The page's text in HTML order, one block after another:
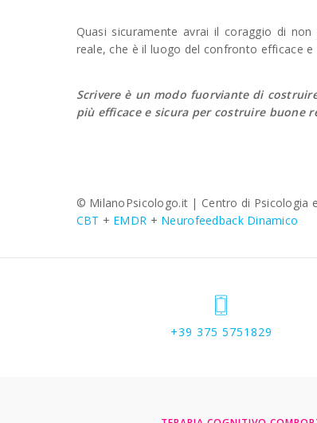
Quasi sicuramente avrai il coraggio di
reale, che è il luogo del confronto efficace e
Scrivere è un modo fuorviante di
più efficace e sicura per costruire buone
© MilanoPsicologo.it | Centro di Psicologia
CBT + EMDR + Neurofeedback Dinamico
+39 375 5751829